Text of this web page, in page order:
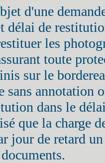
d'une
de
les
toute
sur le
sans
dans le
que la charge
jour de retard